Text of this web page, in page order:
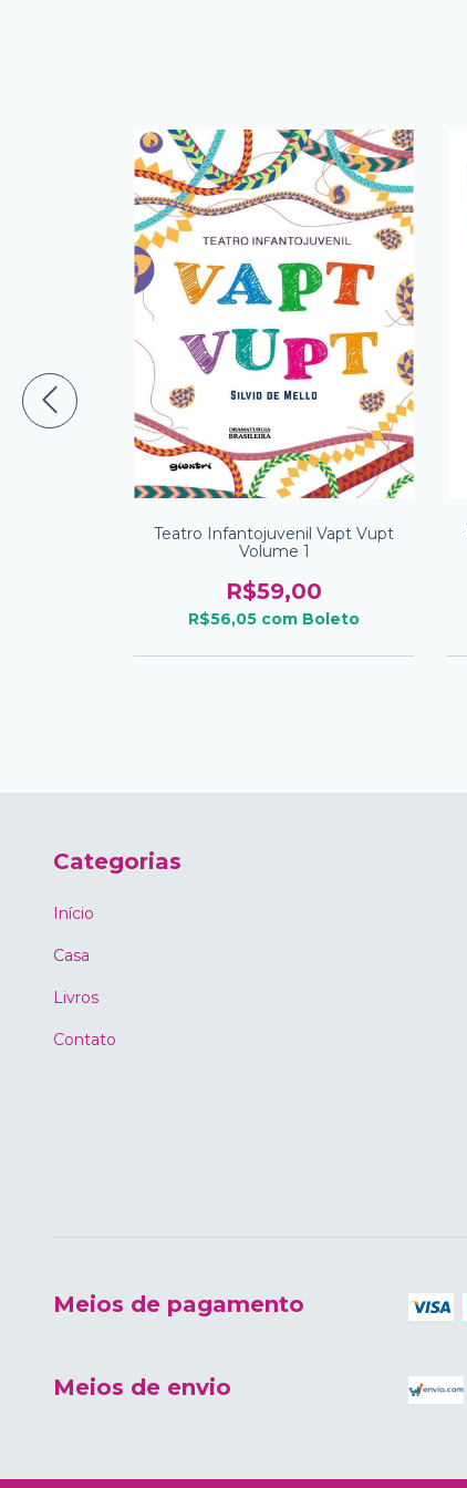
Teatro Infantojuvenil Vapt Vupt
Volume 1
R$59,00
R$56,05 com Boleto
Categorias
Início
Casa
Livros
Contato
Meios de pagamento
Meios de envio